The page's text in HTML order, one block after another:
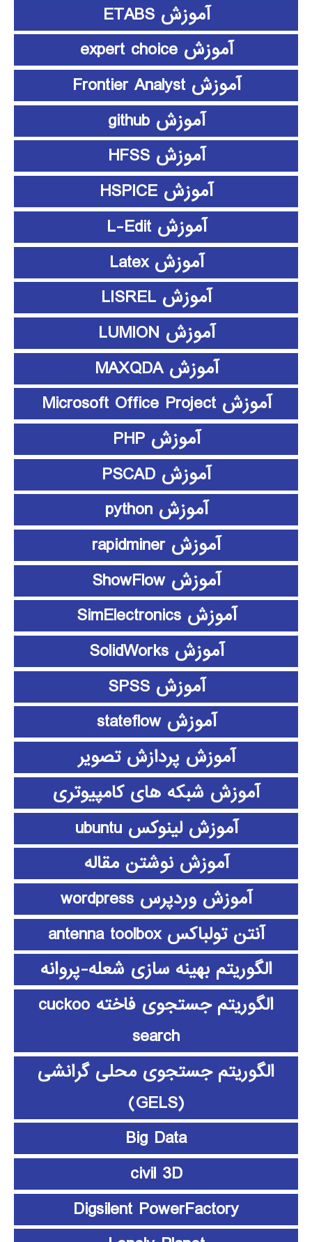
آموزش ETABS
آموزش expert choice
آموزش Frontier Analyst
آموزش github
آموزش HFSS
آموزش HSPICE
آموزش L-Edit
آموزش Latex
آموزش LISREL
آموزش LUMION
آموزش MAXQDA
آموزش Microsoft Office Project
آموزش PHP
آموزش PSCAD
آموزش python
آموزش rapidminer
آموزش ShowFlow
آموزش SimElectronics
آموزش SolidWorks
آموزش SPSS
آموزش stateflow
آموزش پردازش تصویر
آموزش شبکه های کامپیوتری
آموزش لینوکس ubuntu
آموزش نوشتن مقاله
آموزش وردپرس wordpress
آنتن تولباکس antenna toolbox
الگوریتم بهینه سازی شعله-پروانه
الگوریتم جستجوی فاخته cuckoo
search
الگوریتم جستجوی محلی گرانشی
(GELS)
Big Data
civil 3D
Digsilent PowerFactory